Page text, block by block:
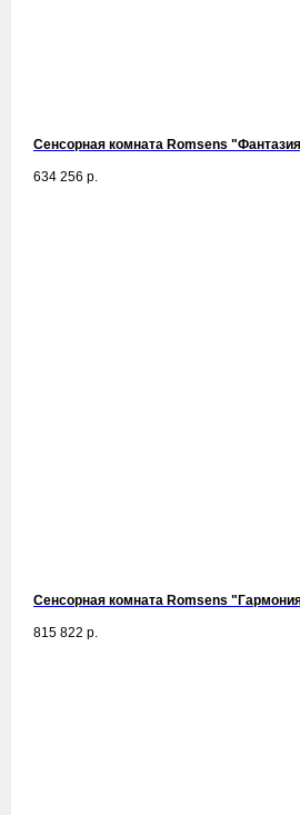
Сенсорная комната Romsens
634 256 р.
Сенсорная комната Romsens
815 822 р.